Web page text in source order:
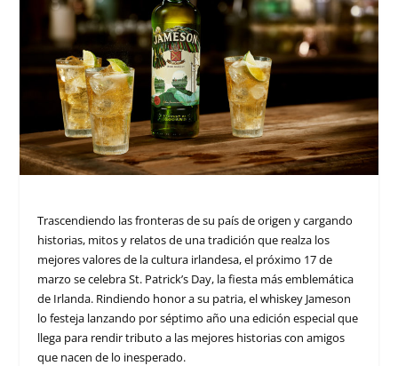
Trascendiendo las fronteras de su país de origen y cargando
historias, mitos y relatos de una tradición que realza los
mejores valores de la cultura irlandesa, el próximo 17 de
marzo se celebra St. Patrick’s Day, la fiesta más emblemática
de Irlanda. Rindiendo honor a su patria, el whiskey Jameson
lo festeja lanzando por séptimo año una edición especial que
llega para rendir tributo a las mejores historias con amigos
que nacen de lo inesperado.